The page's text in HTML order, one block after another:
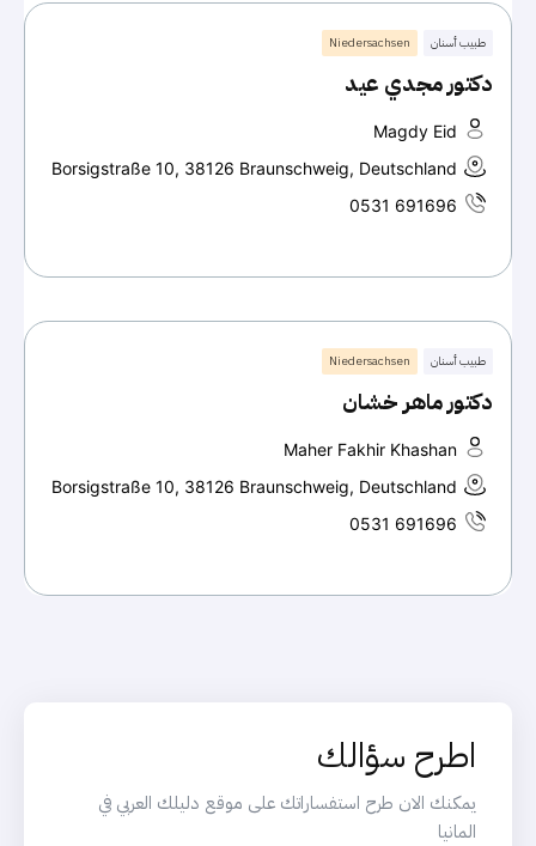
طبيب أسنان Niedersachsen
دكتور مجدي عيد
Magdy Eid
Borsigstraße 10, 38126 Braunschweig, Deutschland
0531 691696
طبيب أسنان Niedersachsen
دكتور ماهر خشان
Maher Fakhir Khashan
Borsigstraße 10, 38126 Braunschweig, Deutschland
0531 691696
اطرح سؤالك
يمكنك الان طرح استفساراتك على موقع دليلك العربي في
المانيا